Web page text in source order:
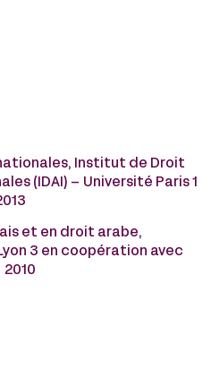
Institut de Droit
(IDAI) – Université Paris 1
et en droit arabe,
3 en coopération avec
2010